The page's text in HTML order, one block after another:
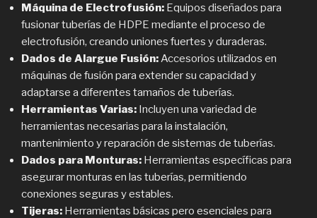
Máquina de Electrofusión: Equipos diseñados para
fusionar tuberías de HDPE mediante el proceso de
electrofusión, creando uniones fuertes y duraderas.
Dados de Alargue Fusión:Accesorios utilizados en
máquinas de fusión para extender su capacidad y
adaptarse a diferentes tamaños de tuberías.
Herramientas Varias: Incluyen una variedad de
herramientas necesarias para la instalación,
mantenimiento y reparación de sistemas de tuberías.
Dados para Monturas: Herramientas específicas para
asegurar monturas en las tuberías, permitiendo
conexiones seguras y estables.
Tijeras: Herramientas básicas pero esenciales para